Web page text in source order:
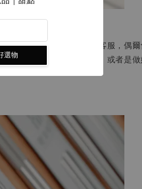
選物
介紹一下自己
銷企劃、洽談通路、售後客服，偶爾
才能知道哪個環節有問題，或者是